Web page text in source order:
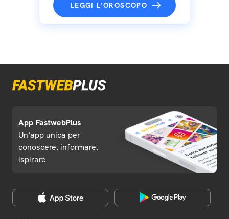
LEGGI L'OROSCOPO
App FastwebPlus
Un'app unica per
conoscere, informare,
ispirare